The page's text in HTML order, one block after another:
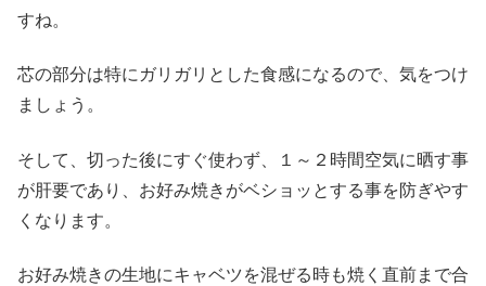
すね。
芯の部分は特にガリガリとした食感になるので、気をつけ
ましょう。
そして、切った後にすぐ使わず、１～２時間空気に晒す事
が肝要であり、お好み焼きがベショッとする事を防ぎやす
くなります。
お好み焼きの生地にキャベツを混ぜる時も焼く直前まで合